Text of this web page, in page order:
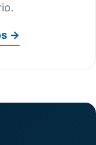
→